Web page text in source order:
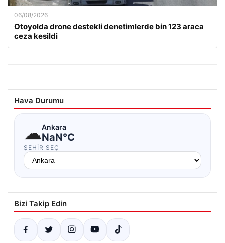
06/08/2026
Otoyolda drone destekli denetimlerde bin 123 araca
ceza kesildi
Hava Durumu
☁Ankara
NaN°C
ŞEHIR SEÇ
Bizi Takip Edin